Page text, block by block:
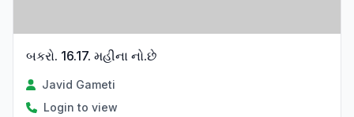
બકરો. 16.17. મહીના નો.છે
Javid Gameti
Login to view